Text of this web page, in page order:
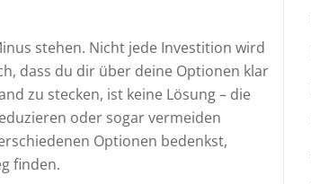
stehen. Nicht jede Investition wird
dass du dir über deine Optionen klar
zu stecken, ist keine Lösung – die
oder sogar vermeiden
Optionen bedenkst,
finden.